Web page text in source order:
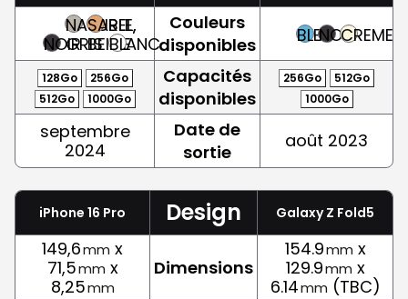
NOIR
NATUREL,
GRIS
SABLE,
BEIGEBLANC
Couleurs
disponibles
BLEUNOIRCREME
128Go
256Go
512Go
1000Go
Capacités
disponibles
256Go
512Go
1000Go
septembre
2024
Date de
sortie
août 2023
iPhone 16 Pro Design Galaxy Z Fold5
149,6mm x
71,5mm x
8,25mm
Dimensions
154.9mm x
129.9mm x
6.14mm (TBC)